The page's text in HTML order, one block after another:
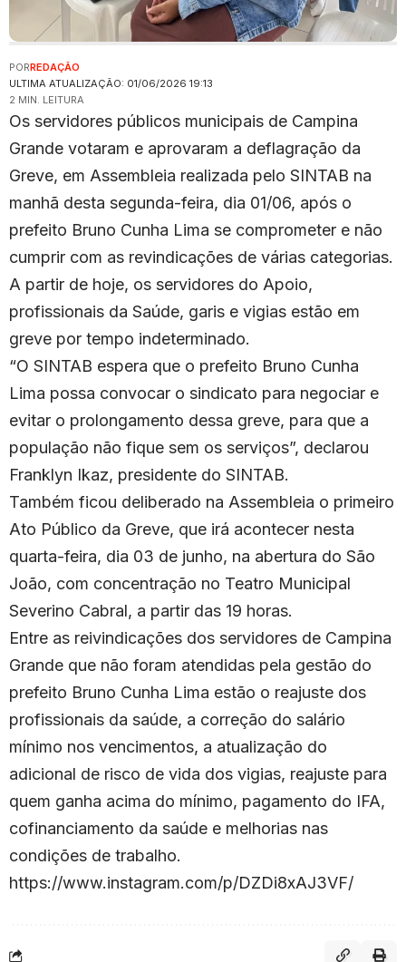
ULTIMA ATUALIZAÇÃO: 01/06/2026 19:13
PORREDAÇÃO
2 MIN. LEITURA
Os servidores públicos municipais de Campina
Grande votaram e aprovaram a deflagração da
Greve, em Assembleia realizada pelo SINTAB na
manhã desta segunda-feira, dia 01/06, após o
prefeito Bruno Cunha Lima se comprometer e não
cumprir com as revindicações de várias categorias.
A partir de hoje, os servidores do Apoio,
profissionais da Saúde, garis e vigias estão em
greve por tempo indeterminado.
“O SINTAB espera que o prefeito Bruno Cunha
Lima possa convocar o sindicato para negociar e
evitar o prolongamento dessa greve, para que a
população não fique sem os serviços”, declarou
Franklyn Ikaz, presidente do SINTAB.
Também ficou deliberado na Assembleia o primeiro
Ato Público da Greve, que irá acontecer nesta
quarta-feira, dia 03 de junho, na abertura do São
João, com concentração no Teatro Municipal
Severino Cabral, a partir das 19 horas.
Entre as reivindicações dos servidores de Campina
Grande que não foram atendidas pela gestão do
prefeito Bruno Cunha Lima estão o reajuste dos
profissionais da saúde, a correção do salário
mínimo nos vencimentos, a atualização do
adicional de risco de vida dos vigias, reajuste para
quem ganha acima do mínimo, pagamento do IFA,
cofinanciamento da saúde e melhorias nas
condições de trabalho.
https://www.instagram.com/p/DZDi8xAJ3VF/